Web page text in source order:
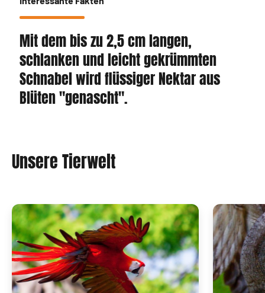
Mit dem bis zu 2,5 cm langen,
schlanken und leicht gekrümmten
Schnabel wird flüssiger Nektar aus
Blüten "genascht".
Unsere Tierwelt